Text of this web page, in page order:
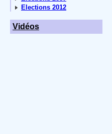
Elections 2012
Vidéos